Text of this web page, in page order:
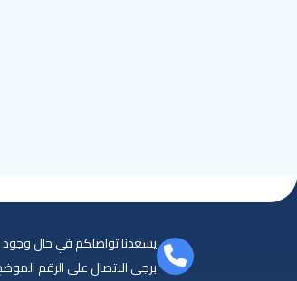
يسعدنا تواصلكم في حال
برجى الاتصال على الرقم